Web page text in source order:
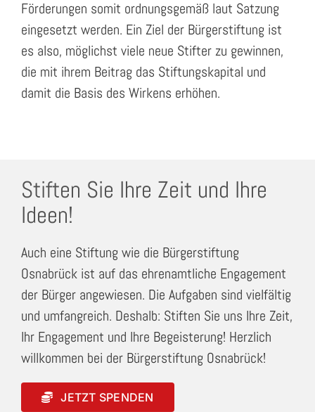
Förderungen somit ordnungsgemäß laut Satzung
eingesetzt werden. Ein Ziel der Bürgerstiftung ist
es also, möglichst viele neue Stifter zu gewinnen,
die mit ihrem Beitrag das Stiftungskapital und
damit die Basis des Wirkens erhöhen.
Stiften Sie Ihre Zeit und Ihre
Ideen!
Auch eine Stiftung wie die Bürgerstiftung
Osnabrück ist auf das ehrenamtliche Engagement
der Bürger angewiesen. Die Aufgaben sind vielfältig
und umfangreich. Deshalb: Stiften Sie uns Ihre Zeit,
Ihr Engagement und Ihre Begeisterung! Herzlich
willkommen bei der Bürgerstiftung Osnabrück!
JETZT SPENDEN